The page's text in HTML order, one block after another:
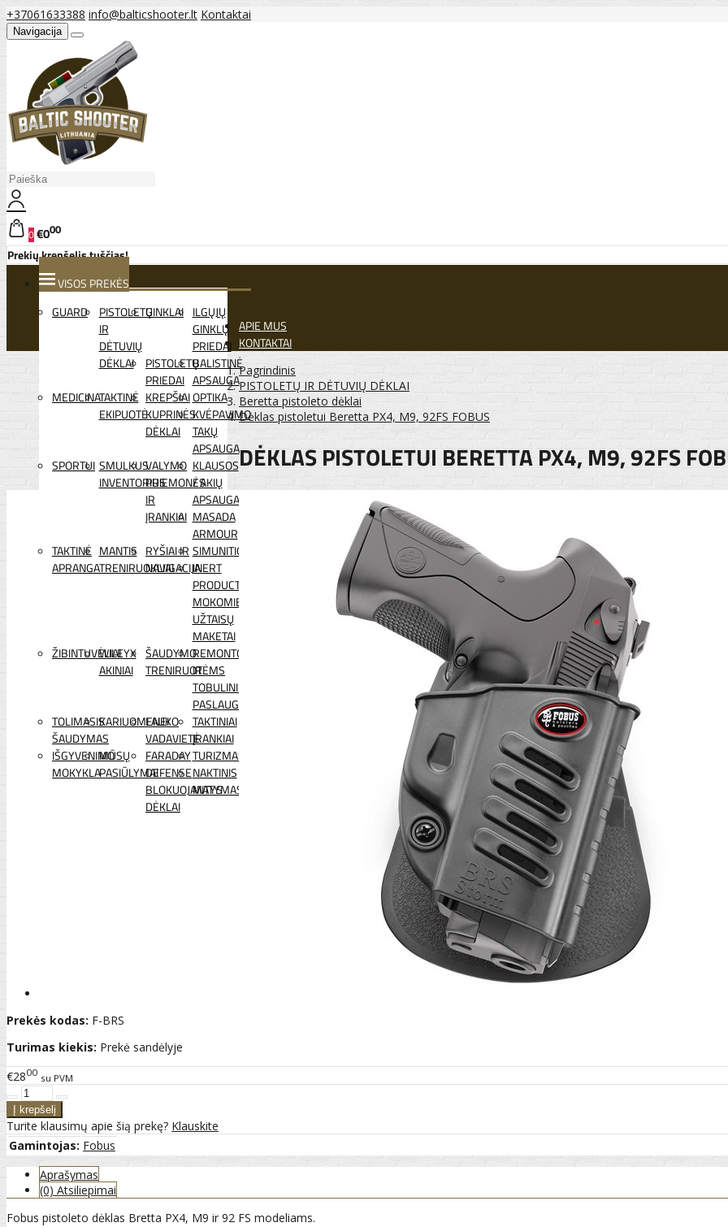
+37061633388 info@balticshooter.lt Kontaktai
Navigacija
0€000
Prekių krepšelis tuščias!
VISOS PREKĖS
GUARD
PISTOLETŲ
IR
DĖTUVIŲ
DĖKLAI
GINKLAI ILGŲJŲ
GINKLŲ
PRIEDAI
PISTOLETŲ
PRIEDAI
BALISTINĖ
APSAUGA
MEDICINATAKTINĖ
EKIPUOTĖ
KREPŠIAI
KUPRINĖS
DĖKLAI
OPTIKA
KVĖPAVIMO
TAKŲ
APSAUGA
SPORTUI SMULKUS
INVENTORIUS
VALYMO
PRIEMONĖS
IR
ĮRANKIAI
KLAUSOS
/ AKIŲ
APSAUGA
MASADA
ARMOUR
TAKTINĖ
APRANGA
MANTIS
TRENIRUOKLIAI
RYŠIAI IR
NAVIGACIJA
SIMUNITION
INERT
PRODUCTS
MOKOMIEJI
UŽTAISŲ
MAKETAI
ŽIBINTUVĖLIAI
WILEYX
AKINIAI
ŠAUDYMO
TRENIRUOTĖMS
REMONTO
IR
TOBULINIMO
PASLAUGOS
TOLIMASIS
ŠAUDYMAS
KARIUOMENEI
LAUKO
VADAVIETĖ
TAKTINIAI
ĮRANKIAI
IŠGYVENIMO
MOKYKLA
MŪSŲ
PASIŪLYMAI
FARADAY
DEFENSE
BLOKUOJANTYS
DĖKLAI
TURIZMAS
NAKTINIS
MATYMAS
APIE MUS
KONTAKTAI
Pagrindinis
PISTOLETŲ IR DĖTUVIŲ DĖKLAI
Beretta pistoleto dėklai
Dėklas pistoletui Beretta PX4, M9, 92FS FOBUS
DĖKLAS PISTOLETUI BERETTA PX4, M9, 92FS
Prekės kodas: F-BRS
Turimas kiekis: Prekė sandėlyje
€2800 su PVM
Turite klausimų apie šią prekę? Klauskite
Gamintojas: Fobus
Aprašymas
(0) Atsiliepimai
Fobus pistoleto dėklas Bretta PX4, M9 ir 92 FS modeliams.